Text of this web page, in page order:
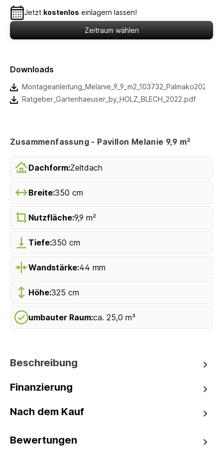
Jetzt kostenlos einlagern lassen!
Zeitraum wählen
Downloads
Ratgeber_Gartenhaeuser_by_HOLZ_BLECH_2022.pdf
Zusammenfassung - Pavillon Melanie 9,9 m²
Dachform:Zeltdach
Breite:350 cm
Nutzfläche:9,9 m²
Tiefe:350 cm
Wandstärke:44 mm
Höhe:325 cm
umbauter Raum:ca. 25,0 m³
Beschreibung
Finanzierung
Nach dem Kauf
Bewertungen